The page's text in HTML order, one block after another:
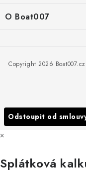
PŘÍJEM/VÝDEJ/SERVIS
Obchodní podmínky
Podmínky ochrany
O Boat007
Všechny značky
Copyright 2026 Boat007.cz
Odstoupit od
×
Splátková